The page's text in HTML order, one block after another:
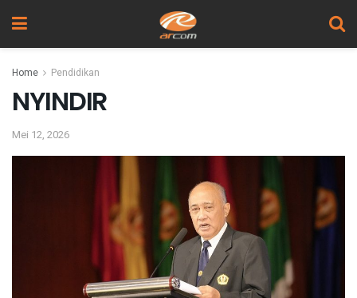
Home Pendidikan
NYINDIR
Mei 12, 2026